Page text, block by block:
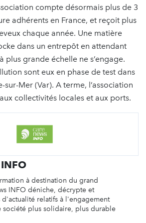
compte désormais plus de 3
adhérents en France, et reçoit plus
chaque année. Une matière
dans un entrepôt en attendant
plus grande échelle ne s’engage.
sont eux en phase de test dans
Mer (Var). A terme, l’association
collectivités locales et aux ports.
à destination du grand
INFO déniche, décrypte et
d'actualité relatifs à l'engagement
société plus solidaire, plus durable